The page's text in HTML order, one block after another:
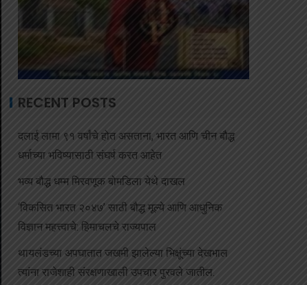
RECENT POSTS
दलाई लामा ९१ वर्षांचे होत असताना, भारत आणि चीन बौद्ध
धर्माच्या भविष्यासाठी संघर्ष करत आहेत
भव्य बौद्ध धम्म मिरवणूक बोमडिला येथे दाखल
‘विकसित भारत २०४७’ साठी बौद्ध मूल्ये आणि आधुनिक
विज्ञान महत्त्वाचे: हिमाचलचे राज्यपाल
थायलंडच्या अपघातात जखमी झालेल्या भिक्षूंच्या देखभाल
त्यांना राजेशाही संरक्षणाखाली उपचार पुरवले जातील.